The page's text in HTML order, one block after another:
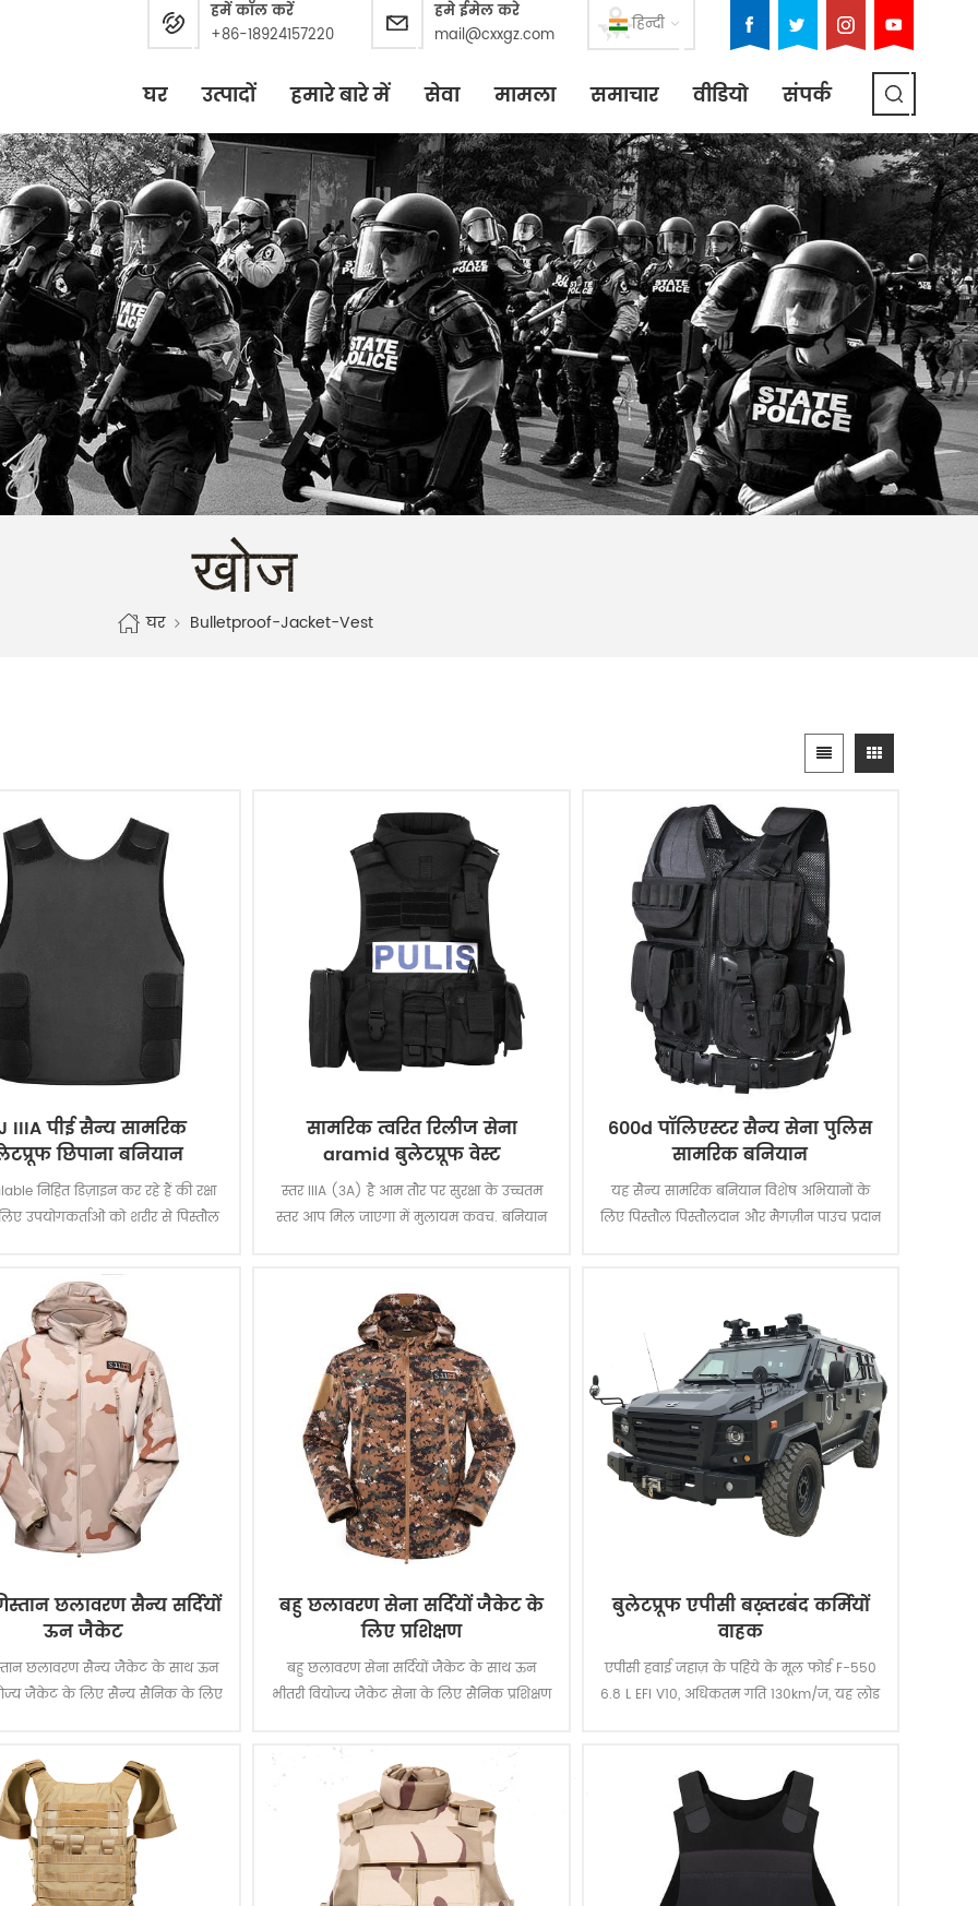
हिन्दी
हमें कॉल करें
+86-18924157220
हमे ईमेल करे
mail@cxxgz.com
घर उत्पादों हमारे बारे में सेवा मामला समाचार वीडियो संपर्क
खोज
घर Bulletproof-Jacket-Vest
IIIA पीई सैन्य सामरिक
छिपाना बनियान
निहित डिज़ाइन कर रहे हैं की रक्षा
उपयोगकर्ताओं को शरीर से पिस्तौल
सामरिक त्वरित रिलीज सेना
aramid बुलेटप्रूफ वेस्ट
स्तर IIIA (3A) है आम तौर पर सुरक्षा के उच्चतम
स्तर आप मिल जाएगा में मुलायम कवच. बनियान
व्यवस्थित नहीं अन्य निहित है कि प्रस्ताव के स्तर
आईआईए या द्वितीय स्तर.
600d पॉलिएस्टर सैन्य सेना पुलिस
सामरिक बनियान
यह सैन्य सामरिक बनियान विशेष अभियानों के
लिए पिस्तौल पिस्तौलदान और मैगज़ीन पाउच प्रदान
छलावरण सैन्य सर्दियों
ऊन जैकेट
छलावरण सैन्य जैकेट के साथ ऊन
जैकेट के लिए सैन्य सैनिक के लिए
बहु छलावरण सेना सर्दियों जैकेट के
लिए प्रशिक्षण
बहु छलावरण सेना सर्दियों जैकेट के साथ ऊन
भीतरी वियोज्य जैकेट सेना के लिए सैनिक प्रशिक्षण
बुलेटप्रूफ एपीसी बख़्तरबंद कर्मियों
वाहक
एपीसी हवाई जहाज़ के पहिये के मूल फोर्ड F-550
6.8 L EFI V10, अधिकतम गति 130km/ज, यह लोड